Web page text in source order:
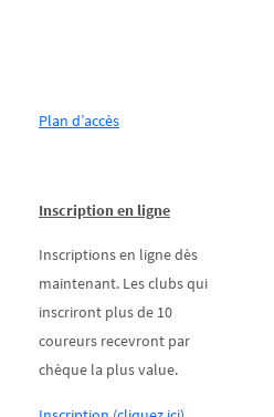
Plan d’accès
Inscription en ligne
Inscriptions en ligne dès
maintenant. Les clubs qui
inscriront plus de 10
coureurs recevront par
chèque la plus value.